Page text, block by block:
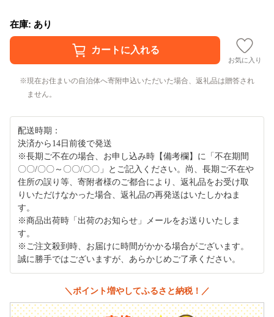
在庫: あり
お気に入り
現在お住まいの自治体へ寄附申込いただいた場合、返礼品は贈答され
ません。
配送時期：
決済から14日前後で発送
※長期ご不在の場合、お申し込み時【備考欄】に「不在期間
〇〇/〇〇～〇〇/〇〇」とご記入ください。尚、長期ご不在や
住所の誤り等、寄附者様のご都合により、返礼品をお受け取
りいただけなかった場合、返礼品の再発送はいたしかねま
す。
※商品出荷時「出荷のお知らせ」メールをお送りいたしま
す。
※ご注文殺到時、お届けに時間がかかる場合がございます。
誠に勝手ではございますが、あらかじめご了承ください。
＼ポイント増やしてふるさと納税！／